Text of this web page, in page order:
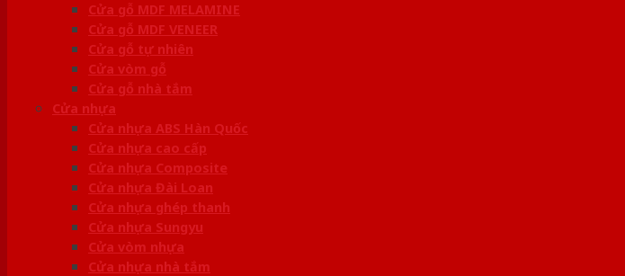
Cửa gỗ MDF MELAMINE
Cửa gỗ MDF VENEER
Cửa gỗ tự nhiên
Cửa vòm gỗ
Cửa gỗ nhà tắm
Cửa nhựa
Cửa nhựa ABS Hàn Quốc
Cửa nhựa cao cấp
Cửa nhựa Composite
Cửa nhựa Đài Loan
Cửa nhựa ghép thanh
Cửa nhựa Sungyu
Cửa vòm nhựa
Cửa nhựa nhà tắm